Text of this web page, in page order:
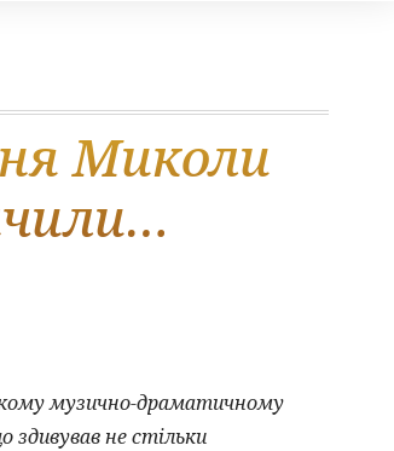
Миколи
музично-драматичному
здивував не стільки